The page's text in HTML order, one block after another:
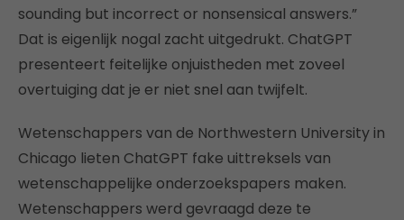
sounding but incorrect or nonsensical answers.”
Dat is eigenlijk nogal zacht uitgedrukt. ChatGPT
presenteert feitelijke onjuistheden met zoveel
overtuiging dat je er niet snel aan twijfelt.
Wetenschappers van de Northwestern University in
Chicago lieten ChatGPT fake uittreksels van
wetenschappelijke onderzoekspapers maken.
Wetenschappers werd gevraagd deze te